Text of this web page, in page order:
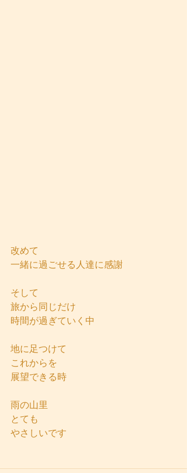
改めて
一緒に過ごせる人達に感謝
そして
旅から同じだけ
時間が過ぎていく中
地に足つけて
これからを
展望できる時
雨の山里
とても
やさしいです